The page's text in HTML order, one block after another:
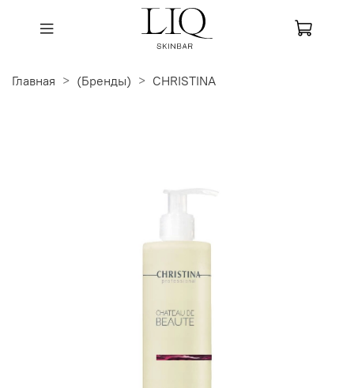
Главная (Бренды) CHRISTINA